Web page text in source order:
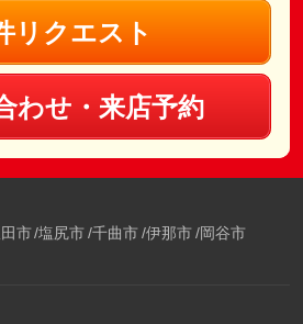
リクエスト
わせ・来店予約
市 塩尻市 千曲市 伊那市 岡谷市